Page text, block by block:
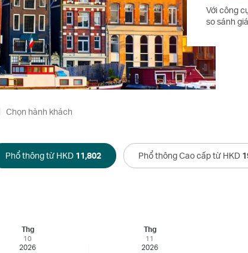
Với công
so sánh
Chọn hành khách
Phổ thông từ HKD 11,802 Phổ thông Cao cấp từ HKD
Thg
10
2026
Thg
11
2026